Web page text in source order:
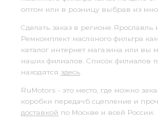
оптом или в розницу выбрав из
Сделать заказ в регионе Ярославль
Ремкомплект масляного фильтра
каталог интернет магазина или вы
наших филиалов. Список филиалов
находятся здесь.
RuMotors - это место, где можно
коробки передачб сцепление и
доставкой по Москве и всей России.